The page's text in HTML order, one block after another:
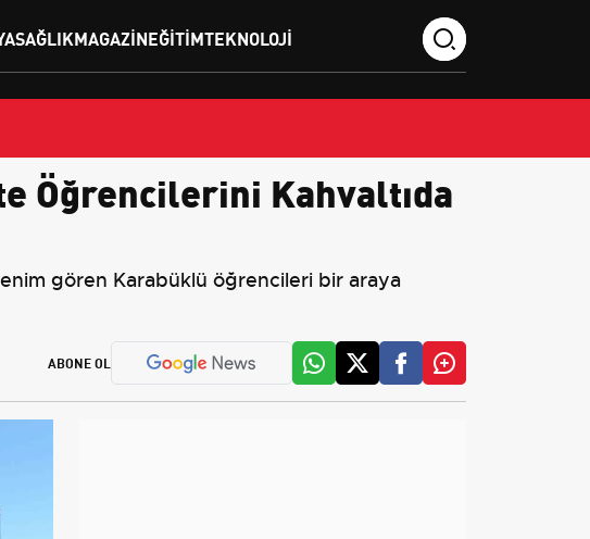
SAĞLIKMAGAZINEĞITIMTEKNOLOJI
Öğrencilerini Kahvaltıda
gören Karabüklü öğrencileri bir araya
ABONE OL